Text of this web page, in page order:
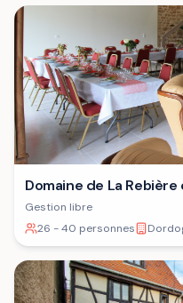
Domaine de La
Gestion libre
26 - 40 personnes